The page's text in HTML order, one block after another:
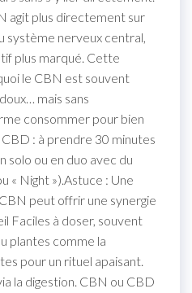
agit plus directement sur
système nerveux central,
plus marqué. Cette
le CBN est souvent
mais sans
consommer pour bien
: à prendre 30 minutes
solo ou en duo avec du
« Night »).Astuce : Une
peut offrir une synergie
Faciles à doser, souvent
plantes comme la
pour un rituel apaisant.
la digestion. CBN ou CBD